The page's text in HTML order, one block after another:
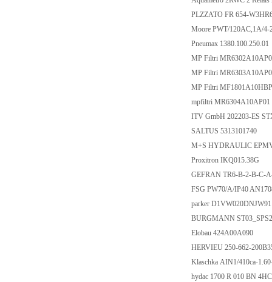
PLZZATO FR 654-
Moore PWT/120AC,1A/
Pneumax 1380.100.250.01
MP Filtri
MP Filtri
MP Filtri
mpfiltri MR6304A10AP01
ITV GmbH 202203-ES
SALTUS 5313101740
M+S HYDRAULIC
Proxitron IKQ015.38G
GEFRAN TR6-B-2-B-C-
FSG PW70/A/IP40
parker
BURGMANN
Elobau 424A00A090
HERVIEU 250-662-
Klaschka AIN1/410ca-
hydac 1700 R 010 BN